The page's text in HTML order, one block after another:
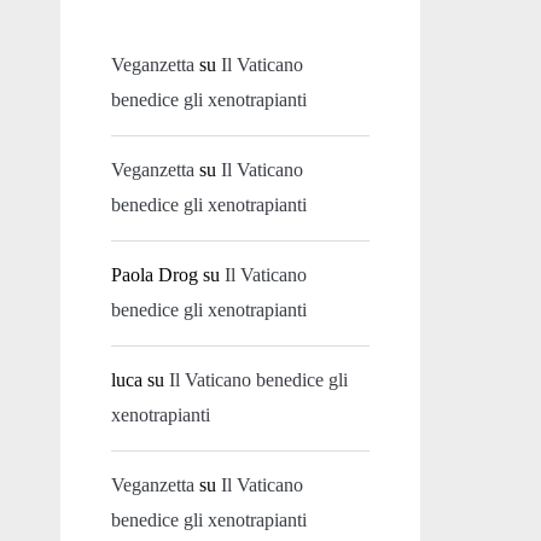
Veganzetta suIl Vaticano
benedice gli xenotrapianti
Veganzetta suIl Vaticano
benedice gli xenotrapianti
Paola Drog suIl Vaticano
benedice gli xenotrapianti
luca suIl Vaticano benedice gli
xenotrapianti
Veganzetta suIl Vaticano
benedice gli xenotrapianti